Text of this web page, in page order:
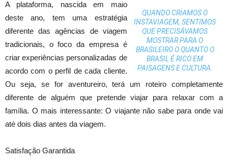
QUANDO CRIAMOS O
INSTAVIAGEM, SENTIMOS
QUE PRECISÁVAMOS
MOSTRAR PARA O
BRASILEIRO O QUANTO O
BRASIL É RICO EM
PAISAGENS E CULTURA.
A plataforma, nascida em maio
deste ano, tem uma estratégia
diferente das agências de viagem
tradicionais, o foco da empresa é
criar experiências personalizadas de
acordo com o perfil de cada cliente.
Ou seja, se for aventureiro, terá um roteiro completamente
diferente de alguém que pretende viajar para relaxar com a
família. O mais interessante: O viajante não sabe para onde vai
até dois dias antes da viagem.
Satisfação Garantida